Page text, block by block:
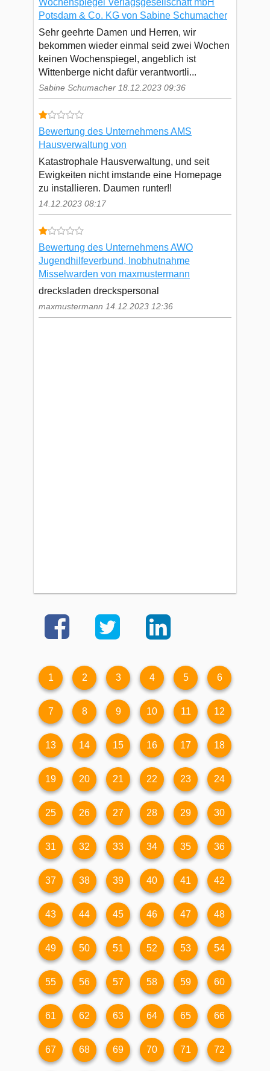
Wochenspiegel Verlagsgesellschaft mbH
Potsdam & Co. KG von Sabine Schumacher
Sehr geehrte Damen und Herren, wir
bekommen wieder einmal seid zwei Wochen
keinen Wochenspiegel, angeblich ist
Wittenberge nicht dafür verantwortli...
Sabine Schumacher 18.12.2023 09:36
Bewertung des Unternehmens AMS
Hausverwaltung von
Katastrophale Hausverwaltung, und seit
Ewigkeiten nicht imstande eine Homepage
zu installieren. Daumen runter!!
14.12.2023 08:17
Bewertung des Unternehmens AWO
Jugendhilfeverbund, Inobhutnahme
Misselwarden von maxmustermann
drecksladen dreckspersonal
maxmustermann 14.12.2023 12:36
1 2 3 4 5 6
7 8 9 10 11 12
13 14 15 16 17 18
19 20 21 22 23 24
25 26 27 28 29 30
31 32 33 34 35 36
37 38 39 40 41 42
43 44 45 46 47 48
49 50 51 52 53 54
55 56 57 58 59 60
61 62 63 64 65 66
67 68 69 70 71 72